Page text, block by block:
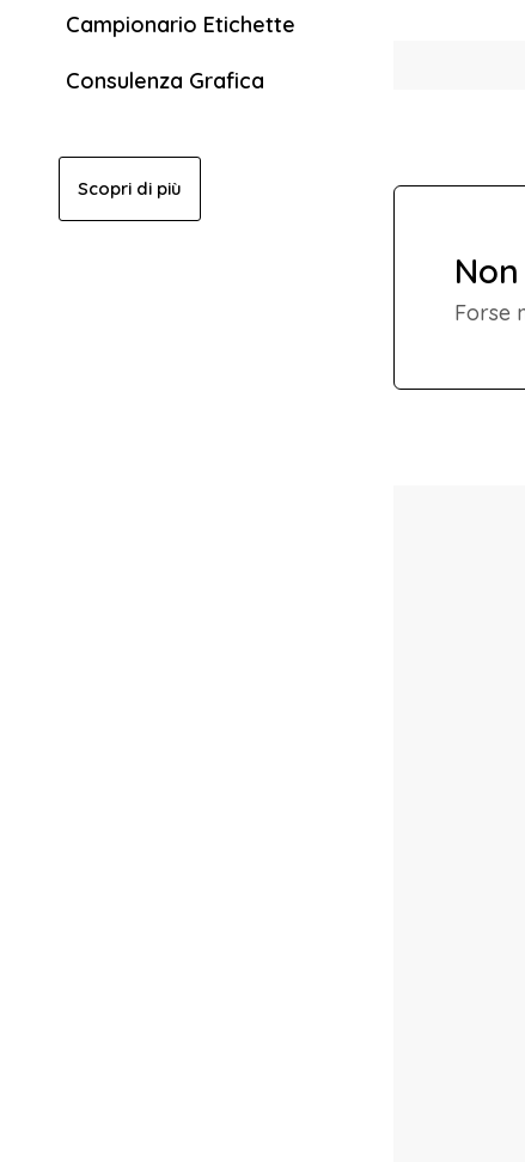
Campionario Etichette
Consulenza Grafica
Scopri di più
Forse